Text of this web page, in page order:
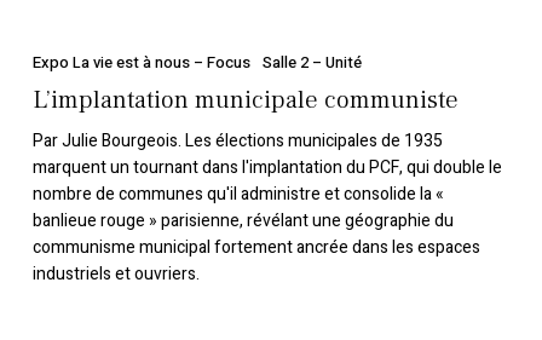
liberté »
municipale
communiste
Expo La vie est à nous – Focus Salle 2 – Unité
L’implantation municipale communiste
Par Julie Bourgeois. Les élections municipales de 1935
marquent un tournant dans l'implantation du PCF, qui double le
nombre de communes qu'il administre et consolide la «
banlieue rouge » parisienne, révélant une géographie du
communisme municipal fortement ancrée dans les espaces
industriels et ouvriers.